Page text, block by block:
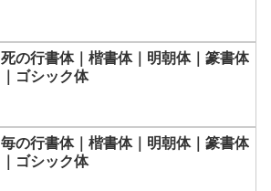
死の行書体｜楷書体｜明朝体｜篆書体
｜ゴシック体
毎の行書体｜楷書体｜明朝体｜篆書体
｜ゴシック体